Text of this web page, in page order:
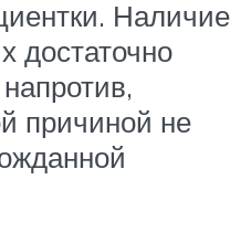
Наличие
достаточно
причиной не